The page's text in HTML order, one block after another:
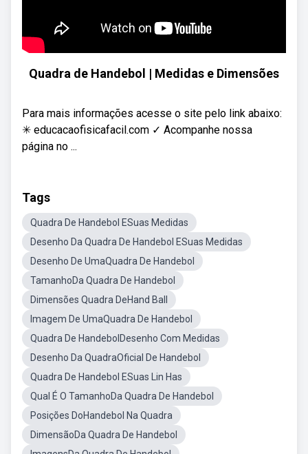
Quadra de Handebol | Medidas e Dimensões
Para mais informações acesse o site pelo link abaixo:
✳ educacaofisicafacil.com ✓ Acompanhe nossa
página no ...
Tags
Quadra De Handebol ESuas Medidas
Desenho Da Quadra De Handebol ESuas Medidas
Desenho De UmaQuadra De Handebol
TamanhoDa Quadra De Handebol
Dimensões Quadra DeHand Ball
Imagem De UmaQuadra De Handebol
Quadra De HandebolDesenho Com Medidas
Desenho Da QuadraOficial De Handebol
Quadra De Handebol ESuas Lin Has
Qual É O TamanhoDa Quadra De Handebol
Posições DoHandebol Na Quadra
DimensãoDa Quadra De Handebol